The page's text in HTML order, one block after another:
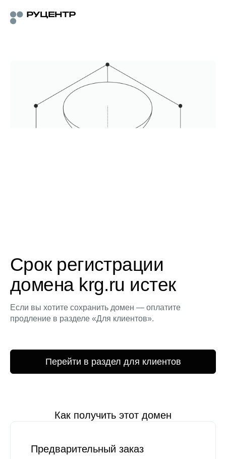
Срок регистрации
домена krg.ru истек
Если вы хотите сохранить домен — оплатите
продление в разделе «Для клиентов».
Перейти в раздел для клиентов
Как получить этот домен
Предварительный заказ